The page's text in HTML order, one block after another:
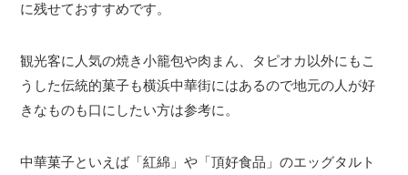
に残せておすすめです。
観光客に人気の焼き小籠包や肉まん、タピオカ以外にもこ
うした伝統的菓子も横浜中華街にはあるので地元の人が好
きなものも口にしたい方は参考に。
中華菓子といえば「紅綿」や「頂好食品」のエッグタルト